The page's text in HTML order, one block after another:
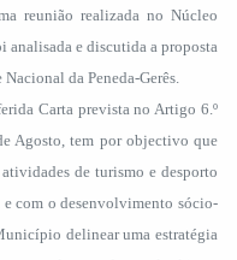
reunião realizada no Núcleo
e discutida a proposta
da Peneda-Gerês.
Carta prevista no Artigo 6.º
Agosto, tem por objectivo que
de turismo e desporto
e com o desenvolvimento sócio-
delinear uma estratégia